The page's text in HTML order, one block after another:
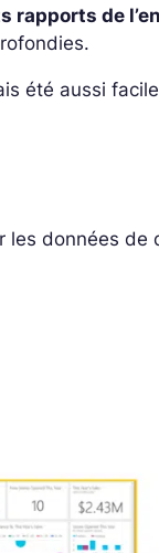
rapports de
été aussi
les données de